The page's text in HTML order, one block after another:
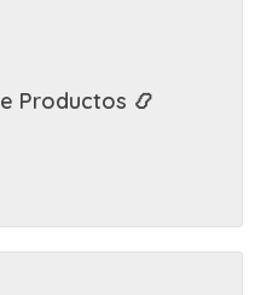
Productos 📿